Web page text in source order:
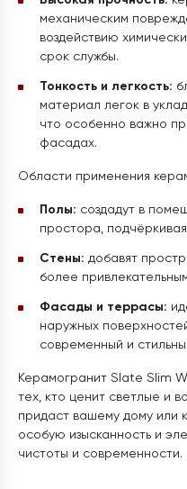
механическим
воздействию
срок службы.
Тонкость и легкость:
материал легок в
что особенно важно
фасадах.
Области применения
Полы: создадут в
простора,
Стены: добавят
более
Фасады и террасы:
наружных
современный и
Керамогранит Slate Slim
тех, кто ценит светлые и
придаст вашему дому или
особую изысканность и
чистоты и современности.